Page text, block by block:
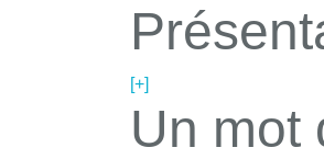
[+]
Un mot